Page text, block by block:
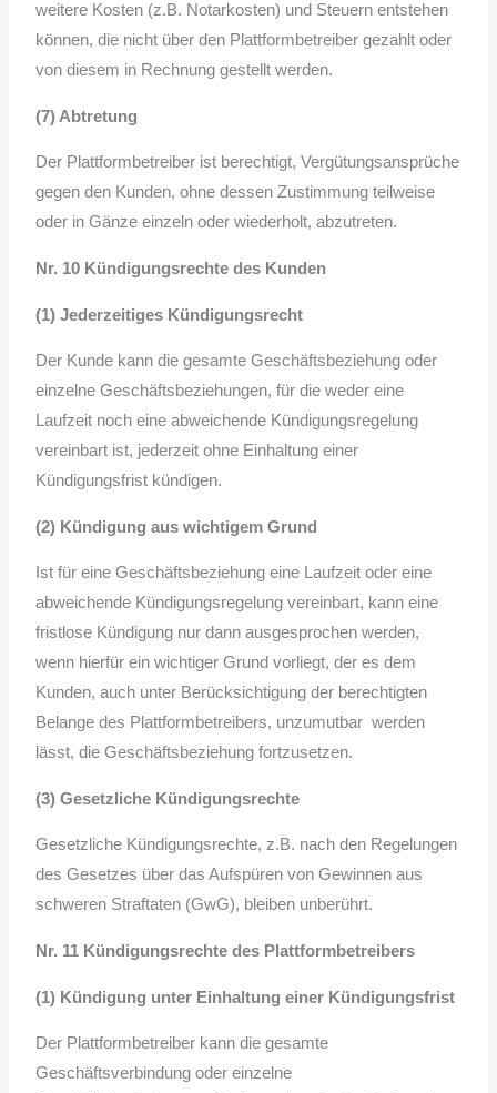
weitere Kosten (z.B. Notarkosten) und Steuern entstehen
können, die nicht über den Plattformbetreiber gezahlt oder
von diesem in Rechnung gestellt werden.
(7) Abtretung
Der Plattformbetreiber ist berechtigt, Vergütungsansprüche
gegen den Kunden, ohne dessen Zustimmung teilweise
oder in Gänze einzeln oder wiederholt, abzutreten.
Nr. 10 Kündigungsrechte des Kunden
(1) Jederzeitiges Kündigungsrecht
Der Kunde kann die gesamte Geschäftsbeziehung oder
einzelne Geschäftsbeziehungen, für die weder eine
Laufzeit noch eine abweichende Kündigungsregelung
vereinbart ist, jederzeit ohne Einhaltung einer
Kündigungsfrist kündigen.
(2) Kündigung aus wichtigem Grund
Ist für eine Geschäftsbeziehung eine Laufzeit oder eine
abweichende Kündigungsregelung vereinbart, kann eine
fristlose Kündigung nur dann ausgesprochen werden,
wenn hierfür ein wichtiger Grund vorliegt, der es dem
Kunden, auch unter Berücksichtigung der berechtigten
Belange des Plattformbetreibers, unzumutbar werden
lässt, die Geschäftsbeziehung fortzusetzen.
(3) Gesetzliche Kündigungsrechte
Gesetzliche Kündigungsrechte, z.B. nach den Regelungen
des Gesetzes über das Aufspüren von Gewinnen aus
schweren Straftaten (GwG), bleiben unberührt.
Nr. 11 Kündigungsrechte des Plattformbetreibers
(1) Kündigung unter Einhaltung einer Kündigungsfrist
Der Plattformbetreiber kann die gesamte
Geschäftsverbindung oder einzelne